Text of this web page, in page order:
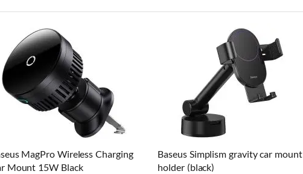
MagPro Wireless Charging
Mount 15W Black
Baseus Simplism gravity car mount
holder (black)